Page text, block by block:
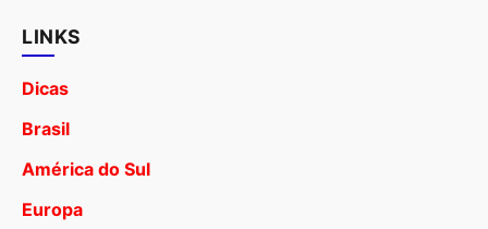
LINKS
Dicas
Brasil
América do Sul
Europa